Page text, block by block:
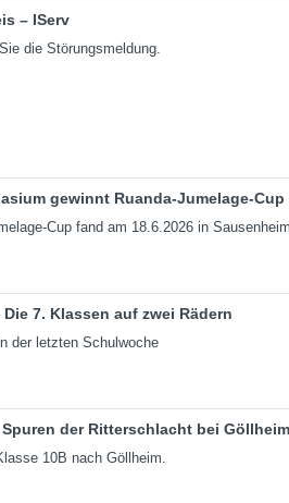
– IServ
die Störungsmeldung.
gewinnt Ruanda-Jumelage-Cup
Cup fand am 18.6.2026 in
7. Klassen auf zwei Rädern
der letzten Schulwoche
der Ritterschlacht bei Göllheim
10B nach Göllheim.